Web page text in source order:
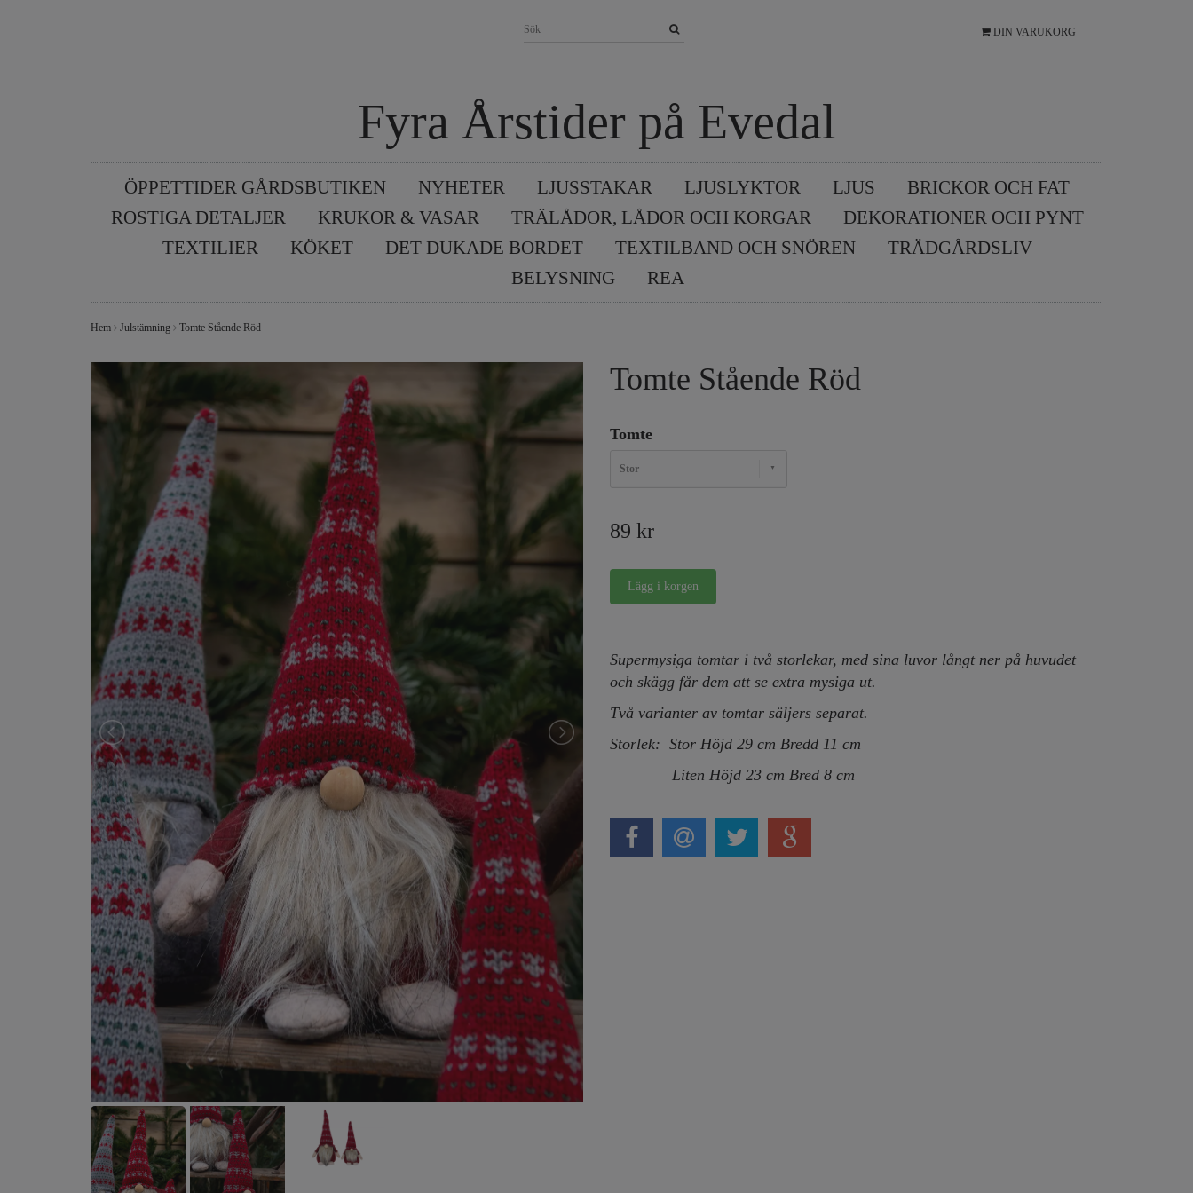
DIN VARUKORG
Fyra Årstider på Evedal
ÖPPETTIDER GÅRDSBUTIKEN NYHETER LJUSSTAKAR LJUSLYKTOR LJUS
BRICKOR OCH FAT
ROSTIGA DETALJER
KRUKOR & VASAR TRÄLÅDOR, LÅDOR OCH KORGAR
DEKORATIONER OCH PYNT
TEXTILIER
KÖKET DET DUKADE BORDET TEXTILBAND OCH SNÖREN
TRÄDGÅRDSLIV
BELYSNING
REA
Hem Julstämning Tomte Stående Röd
Tomte Stående Röd
Tomte
Stor
89 kr
Supermysiga tomtar i två storlekar, med sina luvor långt ner på huvudet
och skägg får dem att se extra mysiga ut.
Två varianter av tomtar säljers separat.
Storlek: Stor Höjd 29 cm Bredd 11 cm
Liten Höjd 23 cm Bred 8 cm